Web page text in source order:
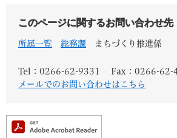
このページに関するお問い合わせ先
所属一覧 総務課 まちづくり推進係
Tel：0266-62-9331
Fax：0266-62-
メールでのお問い合わせはこちら